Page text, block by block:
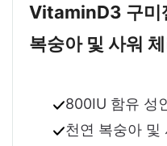
VitaminD3 구미
복숭아 및 사워
800IU 함유 성
천연 복숭아 및